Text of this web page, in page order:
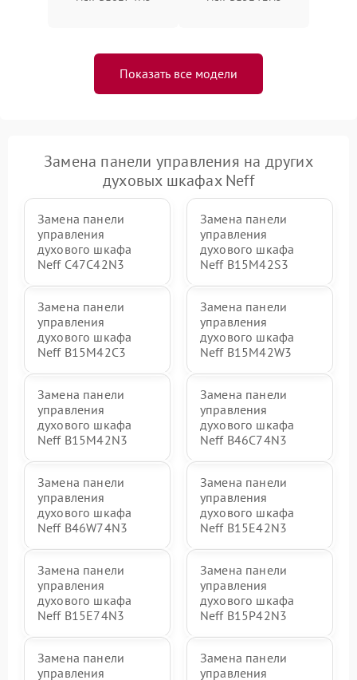
Показать все модели
Замена панели управления на других
духовых шкафах Neff
Замена панели
управления
духового шкафа
Neff C47C42N3
Замена панели
управления
духового шкафа
Neff B15M42S3
Замена панели
управления
духового шкафа
Neff B15M42C3
Замена панели
управления
духового шкафа
Neff B15M42W3
Замена панели
управления
духового шкафа
Neff B15M42N3
Замена панели
управления
духового шкафа
Neff B46C74N3
Замена панели
управления
духового шкафа
Neff B46W74N3
Замена панели
управления
духового шкафа
Neff B15E42N3
Замена панели
управления
духового шкафа
Neff B15E74N3
Замена панели
управления
духового шкафа
Neff B15P42N3
Замена панели
управления
Замена панели
управления